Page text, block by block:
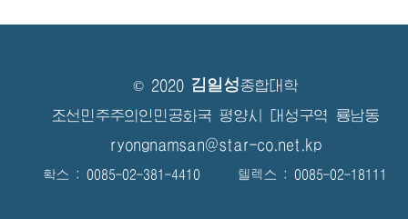
© 2020 김일성종합대학
조선민주주의인민공화국 평양시 대성구역 룡남동
ryongnamsan@star-co.net.kp
확스 : 0085-02-381-4410 텔렉스 : 0085-02-18111